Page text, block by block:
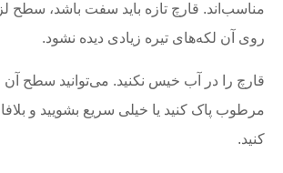
مناسب‌اند. قارچ تازه باید سفت باشد، سطح
روی آن لکه‌های تیره زیادی دیده نشود.
قارچ را در آب خیس نکنید. می‌توانید سطح آن
مرطوب پاک کنید یا خیلی سریع بشویید و
کنید.